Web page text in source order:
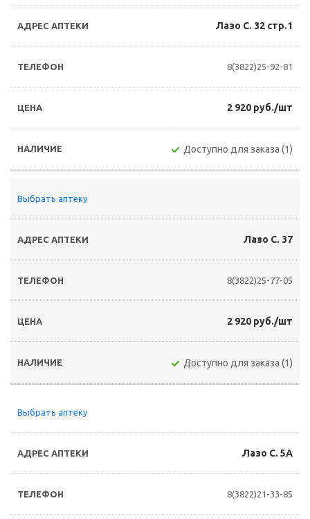
Лазо С. 32 стр.1
8(3822)25-92-81
2 920 руб./шт
Доступно для заказа (1)
Выбрать аптеку
Лазо С. 37
8(3822)25-77-05
2 920 руб./шт
Доступно для заказа (1)
Выбрать аптеку
Лазо С. 5А
8(3822)21-33-85